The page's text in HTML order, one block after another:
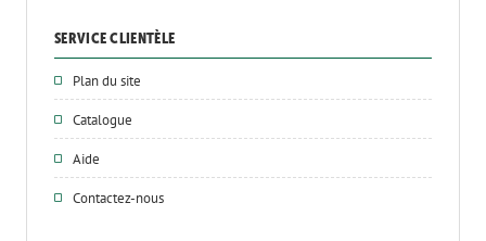
SERVICE CLIENTÈLE
Plan du site
Catalogue
Aide
Contactez-nous